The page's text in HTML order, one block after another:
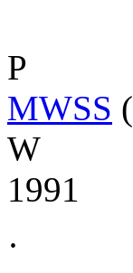
P
MWSS (
W
1991
·